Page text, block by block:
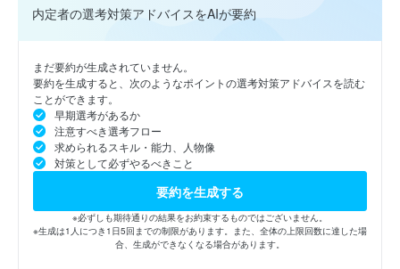
内定者の選考対策アドバイスをAIが要約
まだ要約が生成されていません。
要約を生成すると、次のようなポイントの選考対策アドバイスを読む
ことができます。
早期選考があるか
注意すべき選考フロー
求められるスキル・能力、人物像
対策として必ずやるべきこと
要約を生成する
※必ずしも期待通りの結果をお約束するものではございません。
※生成は1人につき1日5回までの制限があります。また、全体の上限回数に達した場
合、生成ができなくなる場合があります。